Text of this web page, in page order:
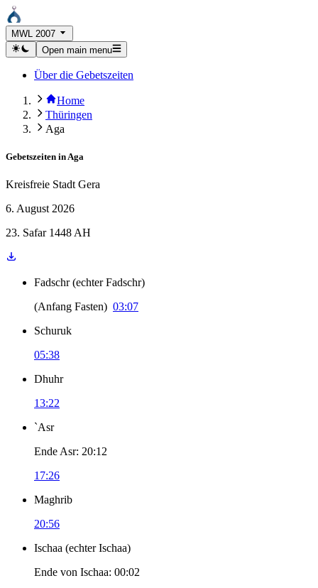
MWL 2007
Open main menu
Über die Gebetszeiten
Home
Thüringen
Aga
Gebetszeiten in Aga
Kreisfreie Stadt Gera
6. August 2026
23. Safar 1448 AH
Fadschr (echter Fadschr)
(Anfang Fasten) 03:07
Schuruk
05:38
Dhuhr
13:22
`Asr
Ende Asr: 20:12
17:26
Maghrib
20:56
Ischaa (echter Ischaa)
Ende von Ischaa: 00:02